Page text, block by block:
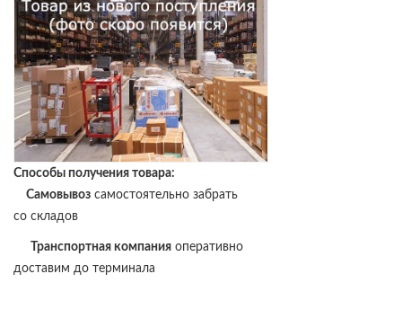
Способы получения товара:
Самовывоз самостоятельно забрать
со складов
Транспортная компания оперативно
доставим до терминала